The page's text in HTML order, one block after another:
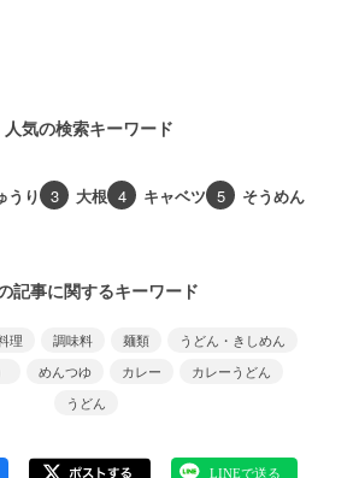
人気の検索キーワード
うり 3 大根 4 キャベツ 5 そうめん
記事に関するキーワード
理 調味料 麺類
うどん・きしめん
めんつゆ カレー
カレーうどん
うどん